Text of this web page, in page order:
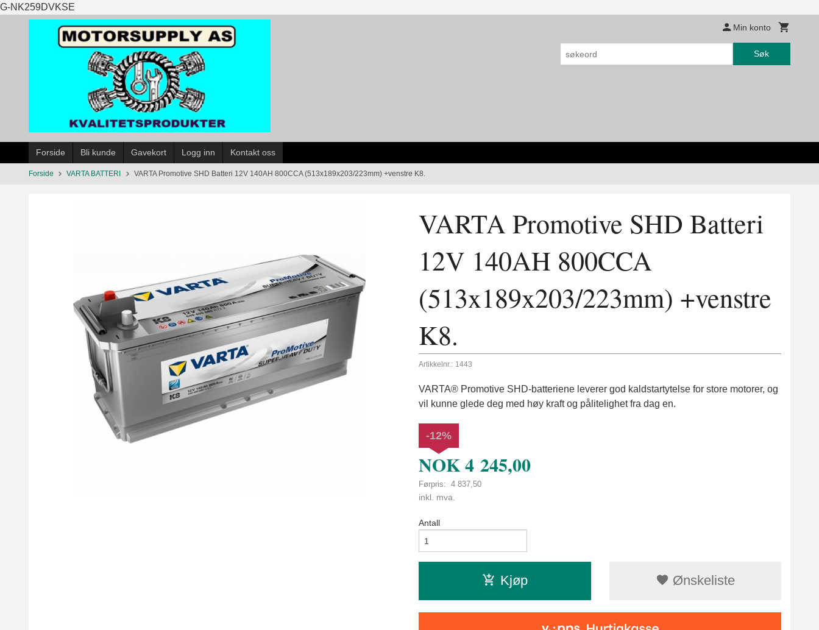
G-NK259DVKSE
til
innholdet
Min konto
Søk
Forside Bli kunde Gavekort Logg inn Kontakt oss
Forside VARTA BATTERI VARTA Promotive SHD Batteri 12V 140AH 800CCA (513x189x203/223mm) +venstre K8.
VARTA Promotive SHD Batteri
12V 140AH 800CCA
(513x189x203/223mm) +venstre
K8.
Artikkelnr.: 1443
VARTA® Promotive SHD-batteriene leverer god kaldstartytelse for store motorer, og
vil kunne glede deg med høy kraft og pålitelighet fra dag en.
NOK4 245,00
Førpris: 4 837,50
Rabatt
-12%
inkl. mva.
Antall
Kjøp Ønskeliste